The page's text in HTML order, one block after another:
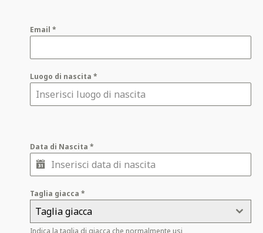
Email *
Luogo di nascita *
Data di Nascita *
Taglia giacca *
Taglia giacca